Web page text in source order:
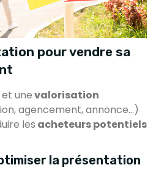
pour vendre sa
et unevalorisation
agencement, annonce…)
les acheteurs potentiels
la présentation